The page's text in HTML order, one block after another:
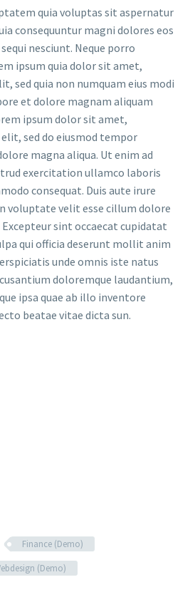
quia voluptas sit aspernatur
consequuntur magni dolores eos
nesciunt. Neque porro
ipsum quia dolor sit amet,
sed quia non numquam eius modi
et dolore magnam aliquam
ipsum dolor sit amet,
sed do eiusmod tempor
magna aliqua. Ut enim ad
exercitation ullamco laboris
consequat. Duis aute irure
voluptate velit esse cillum dolore
sint occaecat cupidatat
qui officia deserunt mollit anim
unde omnis iste natus
doloremque laudantium,
ipsa quae ab illo inventore
beatae vitae dicta sun.
Finance (Demo)
(Demo)